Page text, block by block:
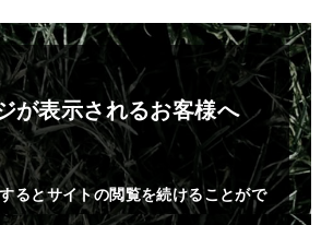
が表示されるお客様へ
るとサイトの閲覧を続けることがで